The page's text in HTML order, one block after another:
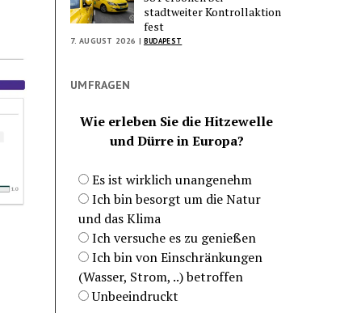
stadtweiter Kontrollaktion
fest
7. AUGUST 2026 | BUDAPEST
UMFRAGEN
Wie erleben Sie die Hitzewelle
und Dürre in Europa?
Es ist wirklich unangenehm
Ich bin besorgt um die Natur
und das Klima
Ich versuche es zu genießen
Ich bin von Einschränkungen
(Wasser, Strom, ..) betroffen
Unbeeindruckt